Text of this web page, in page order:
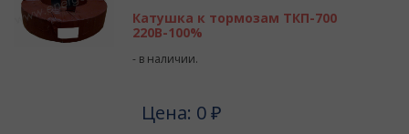
Катушка к тормозам ТКП-700
220В-100%
- в наличии.
Цена: 0 ₽